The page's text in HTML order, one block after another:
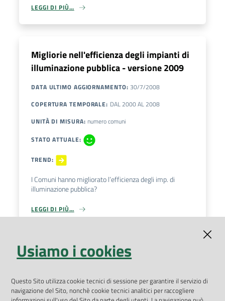
LEGGI DI PIÙ…
Migliorie nell'efficienza degli impianti di
illuminazione pubblica - versione 2009
DATA ULTIMO AGGIORNAMENTO: 30/7/2008
COPERTURA TEMPORALE: DAL 2000AL 2008
UNITÀ DI MISURA: numero comuni
STATO ATTUALE:
TREND:
I Comuni hanno migliorato l’efficienza degli imp. di
illuminazione pubblica?
LEGGI DI PIÙ…
Riduzione inquinamento luminoso
COPERTURA TEMPORALE: DAL 2000AL2008
Usiamo i cookies
Questo Sito utilizza cookie tecnici di sessione per garantire il servizio di
navigazione del Sito, nonchè cookie tecnici analitici per raccogliere